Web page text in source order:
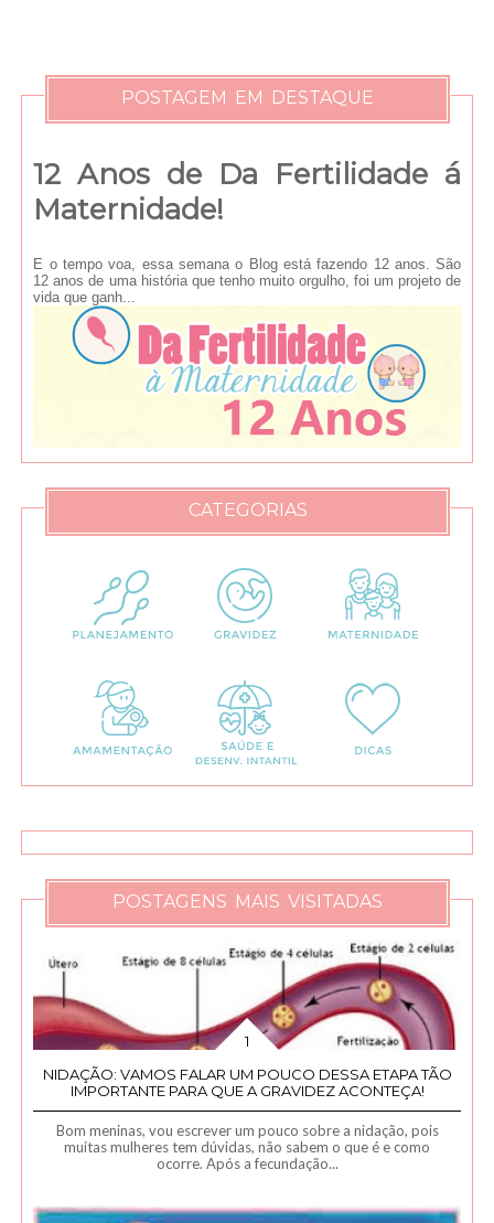
POSTAGEM EM DESTAQUE
12 Anos de Da Fertilidade á
Maternidade!
E o tempo voa, essa semana o Blog está fazendo 12 anos. São
12 anos de uma história que tenho muito orgulho, foi um projeto de
vida que ganh...
CATEGORIAS
POSTAGENS MAIS VISITADAS
NIDAÇÃO: VAMOS FALAR UM POUCO DESSA ETAPA TÃO
IMPORTANTE PARA QUE A GRAVIDEZ ACONTEÇA!
Bom meninas, vou escrever um pouco sobre a nidação, pois
muitas mulheres tem dúvidas, não sabem o que é e como
ocorre. Após a fecundação...